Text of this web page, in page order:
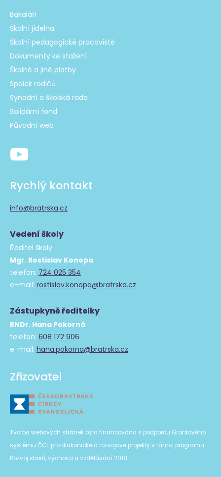
Bakaláři
Školní jídelna
Školní pedagogické pracoviště
Dokumenty ke stažení
Školné a jiné platby
Spolek rodičů
Synodní a školská rada
Solidární fond
Původní web
Rychlý kontakt
info@bratrska.cz
Vedení školy
Ředitel školy
Mgr. Rostislav Konopa
telefon: 724 025 354
e-mail: rostislav.konopa@bratrska.cz
Zástupkyně ředitelky
RNDr. Hana Pokorná
telefon: 608 172 906
e-mail: hana.pokorna@bratrska.cz
Zřizovatel
Tvorba webových stránek byla financována s podporou Grantového
systému ČCE pro diakonické a rozvojové projekty v rámci programu
Rozvoj sborů, výchova a vzdělávání 2018.